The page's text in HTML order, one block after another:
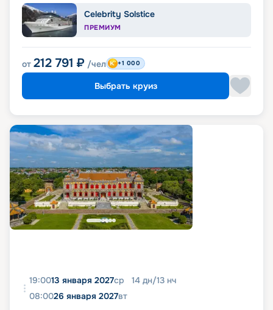
Celebrity Solstice
ПРЕМИУМ
от 212 791 ₽ /чел +1 000
Выбрать круиз
19:0013 января 2027ср 14 дн/13 нч
08:0026 января 2027вт